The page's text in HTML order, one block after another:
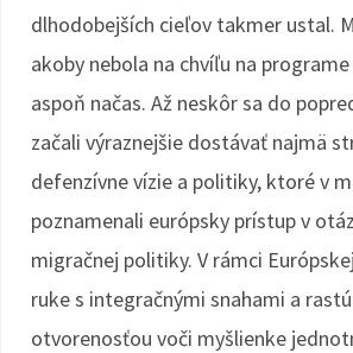
dlhodobejších cieľov takmer ustal.
akoby nebola na chvíľu na
aspoň načas. Až neskôr sa do
začali výraznejšie dostávať najmä
defenzívne vízie a politiky, ktoré v
poznamenali európsky prístup v
migračnej politiky. V rámci
ruke s integračnými snahami a
otvorenosťou voči myšlienke